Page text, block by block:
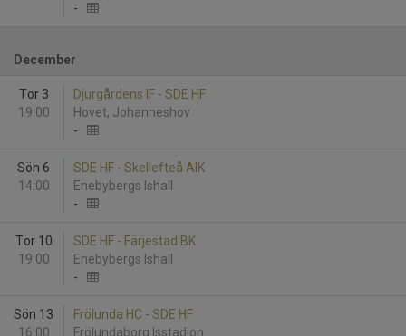
-
December
Tor 3
19:00
Djurgårdens IF - SDE HF
Hovet, Johanneshov
-
Sön 6
14:00
SDE HF - Skellefteå AIK
Enebybergs Ishall
-
Tor 10
19:00
SDE HF - Färjestad BK
Enebybergs Ishall
-
Sön 13
16:00
Frölunda HC - SDE HF
Frölundaborg Isstadion